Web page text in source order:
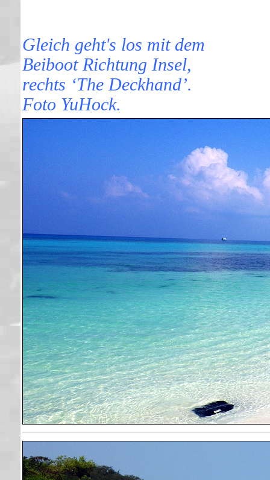
Gleich geht's los mit dem
Beiboot Richtung Insel,
rechts ‘The Deckhand’.
Foto YuHock.